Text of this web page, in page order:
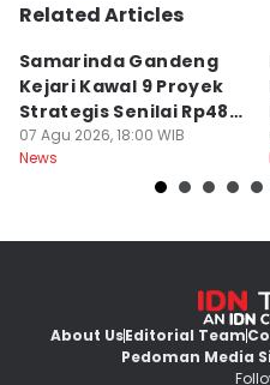
Related Articles
Samarinda Gandeng
Kejari Kawal 9 Proyek
Strategis Senilai Rp48
Miliar
07 Agu 2026, 18:00 WIB
News
About UsEditorial Team
Pedoman Media